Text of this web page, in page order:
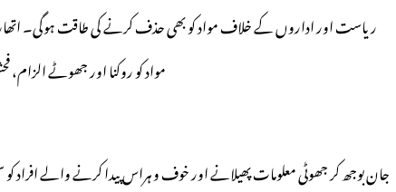
ریاست اور اداروں کے خلاف مواد کو بھی حذف کرنے کی طاقت ہوگی۔ اتھارٹی
مواد کو روکنا اور جھوٹے
جان بوجھ کر جھوٹی معلومات پھیلانے اور خوف و ہراس پیدا کرنے والے افراد